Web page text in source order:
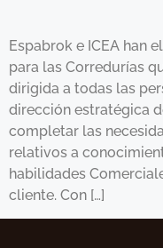
Espabrok e ICEA han
para las Corredurías
dirigida a todas las
dirección estratégica
completar las
relativos a
habilidades
cliente. Con […]